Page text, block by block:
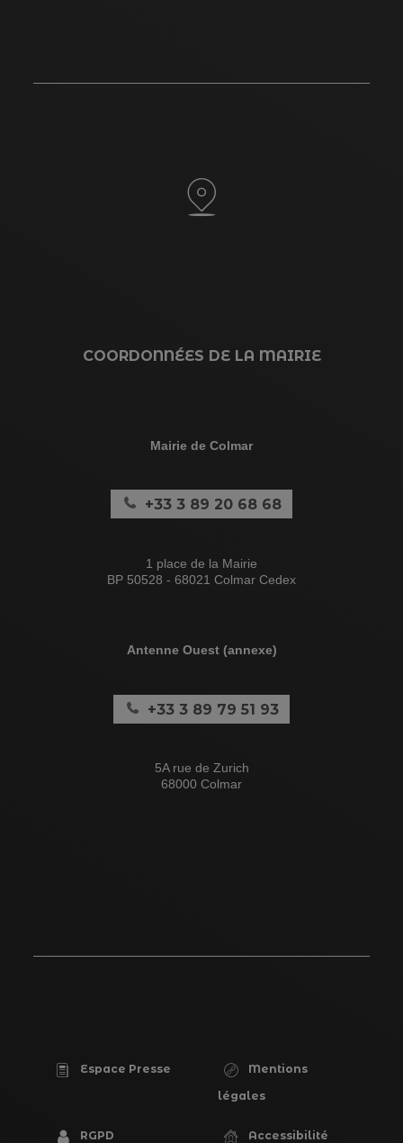
COORDONNÉES DE LA MAIRIE
Mairie de Colmar
+33 3 89 20 68 68
1 place de la Mairie
BP 50528 - 68021 Colmar Cedex
Antenne Ouest (annexe)
+33 3 89 79 51 93
5A rue de Zurich
68000 Colmar
PIED
DE
Espace Presse
Mentions
légales
RGPD
Accessibilité